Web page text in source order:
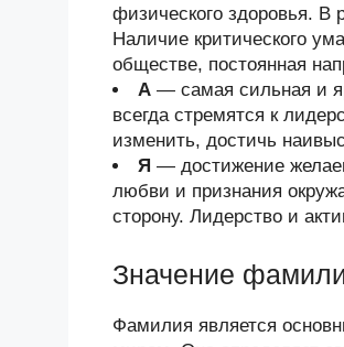
физического здоровья. В
Наличие критического
обществе, постоянная
А — самая сильная и
всегда стремятся к
изменить, достичь
Я — достижение
любви и признания
сторону. Лидерство и
Значение
Фамилия является